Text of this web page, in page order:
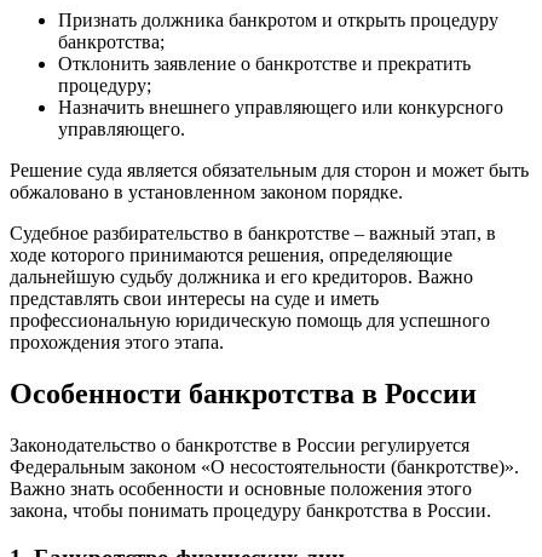
Признать должника банкротом и открыть процедуру
банкротства;
Отклонить заявление о банкротстве и прекратить
процедуру;
Назначить внешнего управляющего или конкурсного
управляющего.
Решение суда является обязательным для сторон и может быть
обжаловано в установленном законом порядке.
Судебное разбирательство в банкротстве – важный этап, в
ходе которого принимаются решения, определяющие
дальнейшую судьбу должника и его кредиторов. Важно
представлять свои интересы на суде и иметь
профессиональную юридическую помощь для успешного
прохождения этого этапа.
Особенности банкротства в России
Законодательство о банкротстве в России регулируется
Федеральным законом «О несостоятельности (банкротстве)».
Важно знать особенности и основные положения этого
закона, чтобы понимать процедуру банкротства в России.